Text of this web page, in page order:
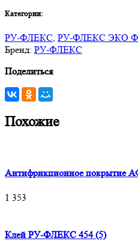
Категории:
РУ-ФЛЕКС, РУ-ФЛЕКС ЭКО
Бренд: РУ-ФЛЕКС
Поделиться
Похожие
Антифрикционное покрытие
1 353
Клей РУ-ФЛЕКС 454 (5)